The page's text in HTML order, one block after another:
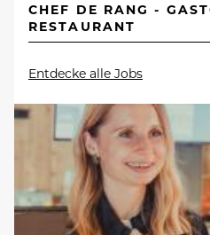
CHEF DE RANG -
RESTAURANT
Entdecke alle Jobs